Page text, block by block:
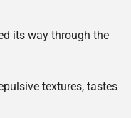
its way through the
textures, tastes